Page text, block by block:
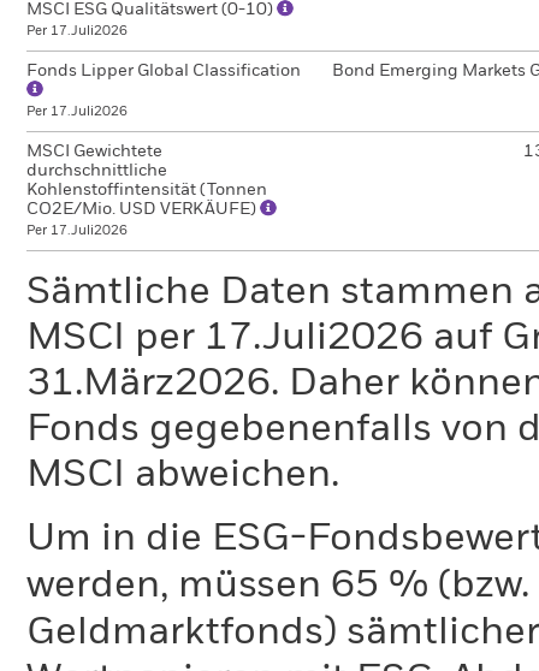
MSCI ESG Qualitätswert (0-10)
Per 17.Juli2026
Fonds Lipper Global Classification
Per 17.Juli2026
Bond Emerging Markets
MSCI Gewichtete
durchschnittliche
Kohlenstoffintensität (Tonnen
CO2E/Mio. USD VERKÄUFE)
Per 17.Juli2026
Sämtliche Daten stammen
MSCI per 17.Juli2026 auf
31.März2026. Daher
Fonds gegebenenfalls von
MSCI abweichen.
Um in die ESG-
werden, müssen 65 %
Geldmarktfonds)